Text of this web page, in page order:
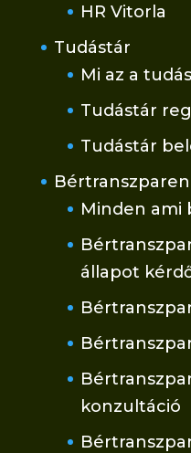
HR Vitorla
Tudástár
Mi az a
Tudástár
Tudástár
Minden ami
állapot
konzultáció